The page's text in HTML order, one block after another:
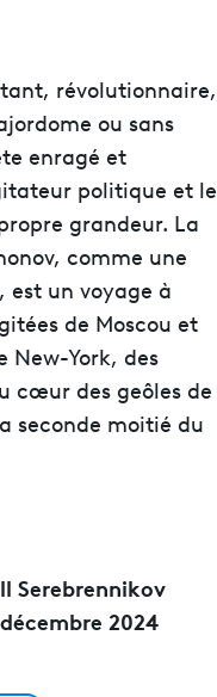
révolutionnaire,
ou sans
enragé et
politique et le
grandeur. La
comme une
est un voyage à
de Moscou et
New-York, des
cœur des geôles de
seconde moitié du
Serebrennikov
2024